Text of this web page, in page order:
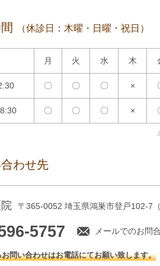
（休診日：木曜・日曜・祝日）
月 火 水 木
〇 〇 〇 ×
〇 〇 〇 ×
わせ先
〒365-0052 埼玉県鴻巣市登戸102-7
5757 メールでのお問
問い合わせはお電話にてお願い致します。